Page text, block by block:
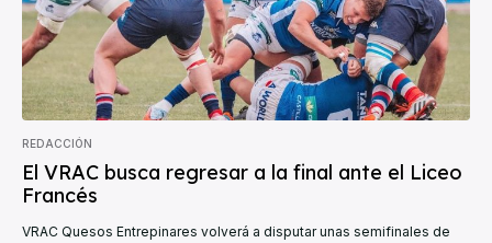
REDACCIÓN
El VRAC busca regresar a la final ante el Liceo
Francés
VRAC Quesos Entrepinares volverá a disputar unas semifinales de